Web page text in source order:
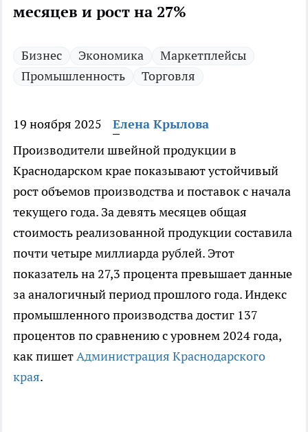
месяцев и рост на 27%
Бизнес Экономика
Маркетплейсы
Промышленность
Торговля
19 ноября 2025
Елена Крылова
Производители швейной продукции в
Краснодарском крае показывают устойчивый
рост объемов производства и поставок с начала
текущего года. За девять месяцев общая
стоимость реализованной продукции составила
почти четыре миллиарда рублей. Этот
показатель на 27,3 процента превышает данные
за аналогичный период прошлого года. Индекс
промышленного производства достиг 137
процентов по сравнению с уровнем 2024 года,
как пишетАдминистрация Краснодарского
края.